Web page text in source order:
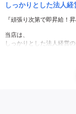
しっかりとした法人経
『頑張り次第で即昇給！昇
当店は、
しっかりとした法人経営の
『あなたの力を試してみま